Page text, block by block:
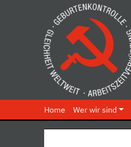
Home Wer wir sind